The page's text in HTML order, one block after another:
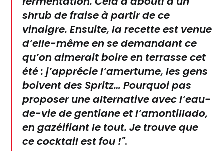
shrub de fraise à partir de ce
vinaigre. Ensuite, la recette est venue
d’elle-même en se demandant ce
qu’on aimerait boire en terrasse cet
été : j’apprécie l’amertume, les gens
boivent des Spritz… Pourquoi pas
proposer une alternative avec l’eau-
de-vie de gentiane et l’amontillado,
en gazéifiant le tout. Je trouve que
ce cocktail est fou !".